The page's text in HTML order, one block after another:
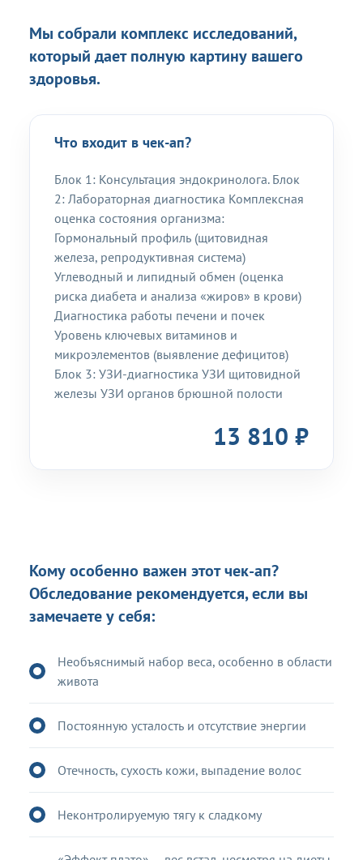
Мы собрали комплекс исследований,
который дает полную картину вашего
здоровья.
Что входит в чек-ап?
Блок 1: Консультация эндокринолога. Блок
2: Лабораторная диагностика Комплексная
оценка состояния организма:
Гормональный профиль (щитовидная
железа, репродуктивная система)
Углеводный и липидный обмен (оценка
риска диабета и анализа «жиров» в крови)
Диагностика работы печени и почек
Уровень ключевых витаминов и
микроэлементов (выявление дефицитов)
Блок 3: УЗИ-диагностика УЗИ щитовидной
железы УЗИ органов брюшной полости
13 810 ₽
Кому особенно важен этот чек-ап?
Обследование рекомендуется, если вы
замечаете у себя:
Необъяснимый набор веса, особенно в области
живота
Постоянную усталость и отсутствие энергии
Отечность, сухость кожи, выпадение волос
Неконтролируемую тягу к сладкому